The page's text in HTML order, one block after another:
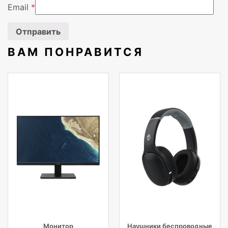
Вендор
Email *
ВАМ ПОНРАВИТСЯ
Монитор
Наушники беспроводные